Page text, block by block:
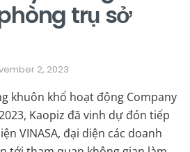
trụ sở
2, 2023
khuôn khổ hoạt động Company
Kaopiz đã vinh dự đón tiếp
VINASA, đại diện các doanh